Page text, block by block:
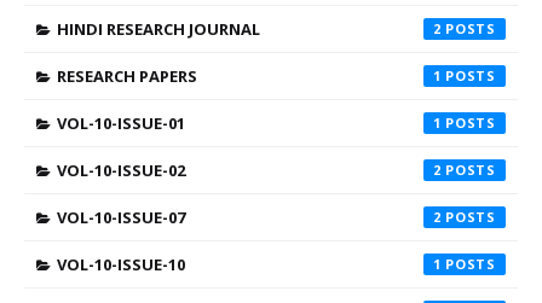
HINDI RESEARCH JOURNAL 2
RESEARCH PAPERS 1
VOL-10-ISSUE-01 1
VOL-10-ISSUE-02 2
VOL-10-ISSUE-07 2
VOL-10-ISSUE-10 1